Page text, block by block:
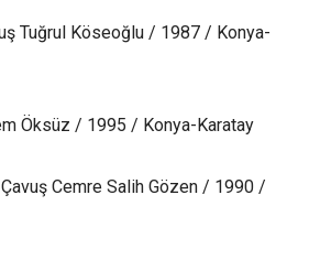
Tuğrul Köseoğlu / 1987 / Konya-
Öksüz / 1995 / Konya-Karatay
Cemre Salih Gözen / 1990 /